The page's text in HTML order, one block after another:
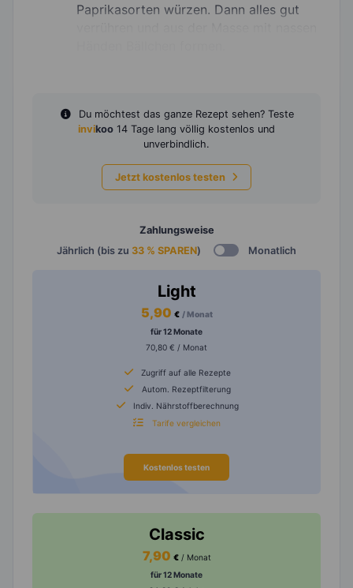
Paprikasorten würzen. Dann alles gut
Du möchtest das ganze Rezept sehen? Teste
invikoo 14 Tage lang völlig kostenlos und
unverbindlich.
Jetzt kostenlos testen
Zahlungsweise
Jährlich (bis zu 33 % SPAREN) Monatlich
Light
5,90 € / Monat
für 12 Monate
70,80 € / Monat
Zugriff auf alle Rezepte
Autom. Rezeptfilterung
Indiv. Nährstoffberechnung
Tarife vergleichen
Kostenlos testen
Classic
7,90 € / Monat
für 12 Monate